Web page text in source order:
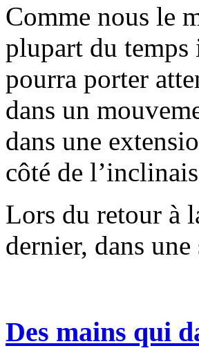
Comme nous le
plupart du temps
pourra porter
dans un
dans une
côté de
Lors du retour à
dernier, dans
Des mains qui